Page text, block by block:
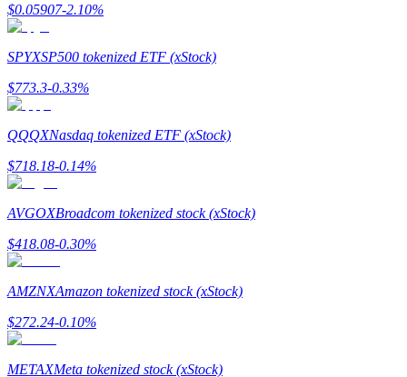
Guia
$0.05907-2.10%
SPYXSP500 tokenized ETF (xStock)
$773.3-0.33%
QQQXNasdaq tokenized ETF (xStock)
$718.18-0.14%
AVGOXBroadcom tokenized stock (xStock)
$418.08-0.30%
AMZNXAmazon tokenized stock (xStock)
$272.24-0.10%
METAXMeta tokenized stock (xStock)